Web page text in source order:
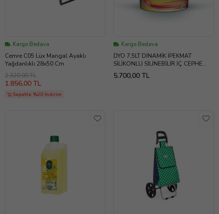
Kargo Bedava
Cemre C05 Lüx Mangal Ayaklı
Yağdanlıklı 28x50 Cm
2.320,00 TL
1.856,00 TL
Sepette %20 İndirim
Kargo Bedava
DYO 7,5LT DİNAMİK İPEKMAT
SİLİKONLU SİLİNEBİLİR İÇ CEPHE
DUVAR BOYASI (4717) LİLYUM
PEMBE
5.700,00 TL